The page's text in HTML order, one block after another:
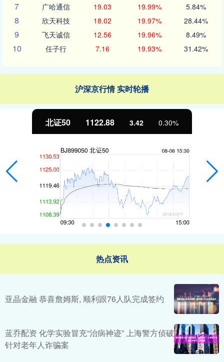
7 广哈通信 19.03 19.99% 5.84%
8 欣天科技 18.02 19.97% 28.44%
9 飞天诚信 12.56 19.96% 8.49%
10 任子行 7.16 19.93% 31.42%
沪深京行情 实时轮播
北证50 1122.88 3.42 0.30%
热点资讯
亚晶金融 恭喜詹姆斯, 顺利跟76人队完成签约
蓝乔配资 化学实验冒充“治病神迹” 上海警方侦破
针对老年人诈骗案